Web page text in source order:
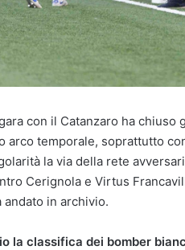
con il Catanzaro ha
arco temporale, soprattutto
la via della rete
Cerignola e Virtus
andato in archivio.
la classifica dei bomber